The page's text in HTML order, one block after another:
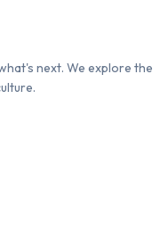
next. We explore the